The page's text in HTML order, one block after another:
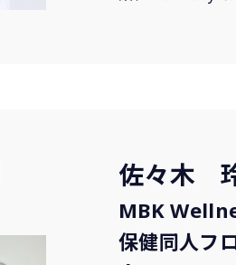
佐々木
MBK
保健同人フ